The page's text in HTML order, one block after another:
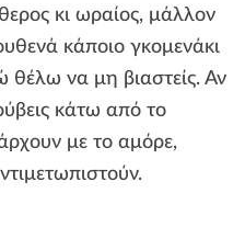
κι ωραίος, μάλλον
κάποιο γκομενάκι
θέλω να μη βιαστείς. Αν
κάτω από το
με το αμόρε,